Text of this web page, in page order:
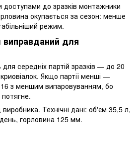
доступами до зразків монтажники
окупається за сезон: менше
режим.
для
середніх партій зразків — до 20
Якщо партії менші —
16 з меншим випаровуванням, бо
виробника. Технічні дані: об'єм 35,5 л,
горловина 125 мм.